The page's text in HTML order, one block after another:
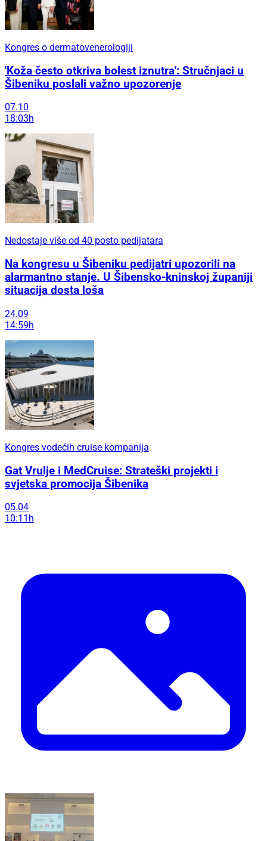
Kongres o dermatovenerologiji
'Koža često otkriva bolest iznutra': Stručnjaci u
Šibeniku poslali važno upozorenje
07.10
18:03h
Nedostaje više od 40 posto pedijatara
Na kongresu u Šibeniku pedijatri upozorili na
alarmantno stanje. U Šibensko-kninskoj županiji
situacija dosta loša
24.09
14:59h
Kongres vodećih cruise kompanija
Gat Vrulje i MedCruise: Strateški projekti i
svjetska promocija Šibenika
05.04
10:11h